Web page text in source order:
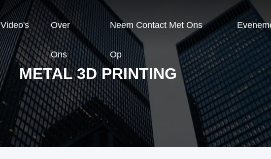
Video's Over
Ons
Neem Contact Met Ons
Op
METAL 3D PRINTING